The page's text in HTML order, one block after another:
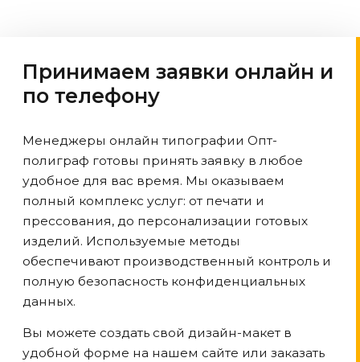
Принимаем заявки онлайн и
по телефону
Менеджеры онлайн типографии Опт-
полиграф готовы принять заявку в любое
удобное для вас время. Мы оказываем
полный комплекс услуг: от печати и
прессования, до персонализации готовых
изделий. Используемые методы
обеспечивают производственный контроль и
полную безопасность конфиденциальных
данных.
Вы можете создать свой дизайн-макет в
удобной форме на нашем сайте или заказать